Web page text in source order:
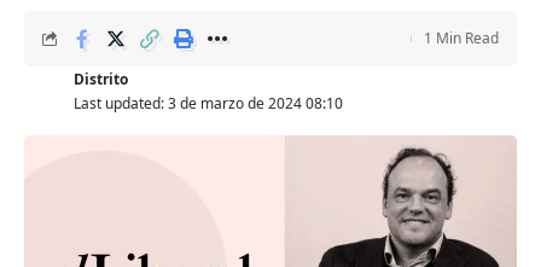
Last updated: 3 de marzo de 2024 08:10
Distrito
1 Min Read